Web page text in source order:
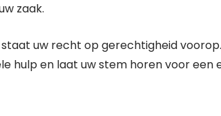
zaak.
staat uw recht op gerechtigheid
hulp en laat uw stem horen voor een